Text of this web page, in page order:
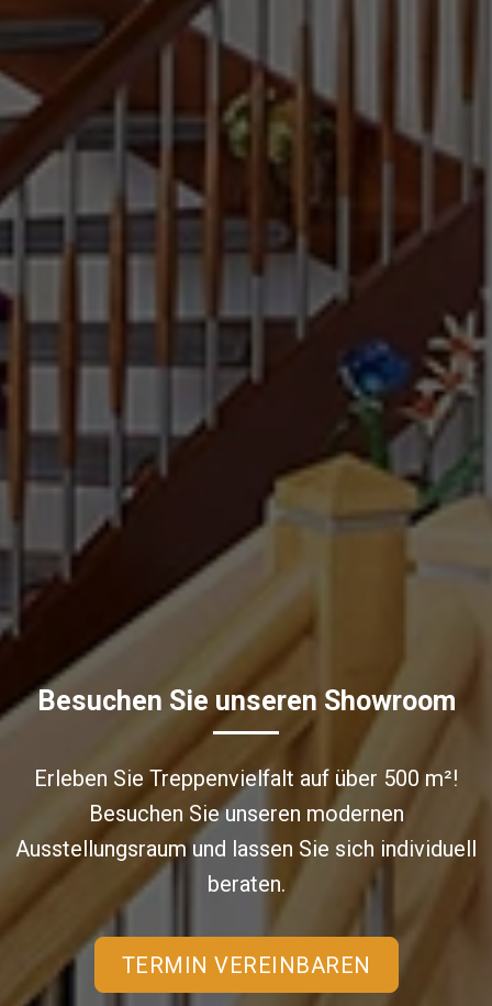
Besuchen Sie unseren Showroom
Erleben Sie Treppenvielfalt auf über 500 m²!
Besuchen Sie unseren modernen
Ausstellungsraum und lassen Sie sich individuell
beraten.
TERMIN VEREINBAREN